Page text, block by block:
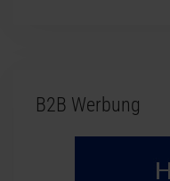
B2B Werbung